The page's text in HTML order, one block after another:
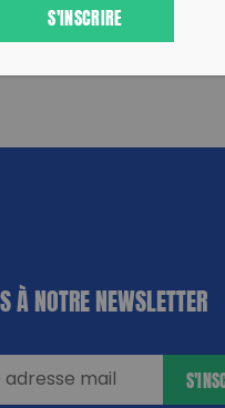
À NOTRE NEWSLETTER
S'INSCRIRE